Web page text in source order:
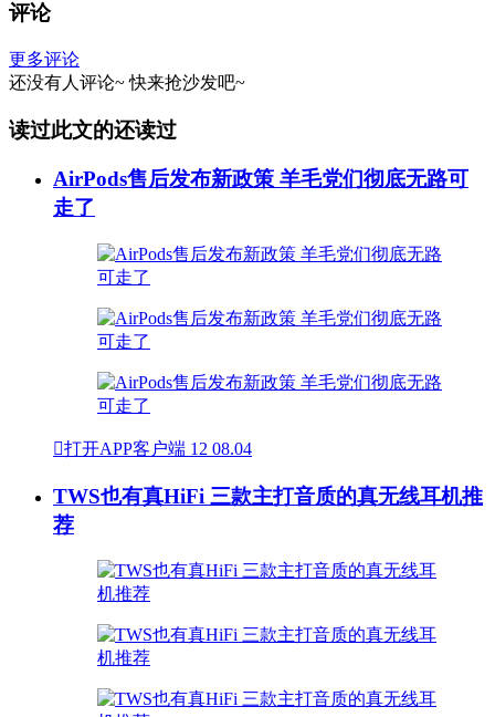
评论
更多评论
还没有人评论~ 快来抢沙发吧~
读过此文的还读过
AirPods售后发布新政策 羊毛党们彻底无路可
走了
打开APP客户端 12 08.04
TWS也有真HiFi 三款主打音质的真无线耳机推
荐